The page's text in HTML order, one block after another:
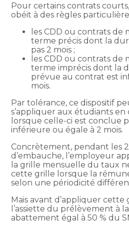
Pour certains contrats
obéit à des règles
les CDD ou contrats de
terme précis dont la
pas 2 mois ;
les CDD ou contrats de
terme imprécis dont la
prévue au contrat est
mois.
Par tolérance, ce dispositif
s’appliquer aux étudiants
lorsque celle-ci est conclue
inférieure ou égale à 2 mois.
Concrètement, pendant les
d’embauche, l’employeur
la grille mensuelle du taux
cette grille lorsque la
selon une périodicité
Mais avant d’appliquer
l’assiette du prélèvement à
abattement égal à 50 % du